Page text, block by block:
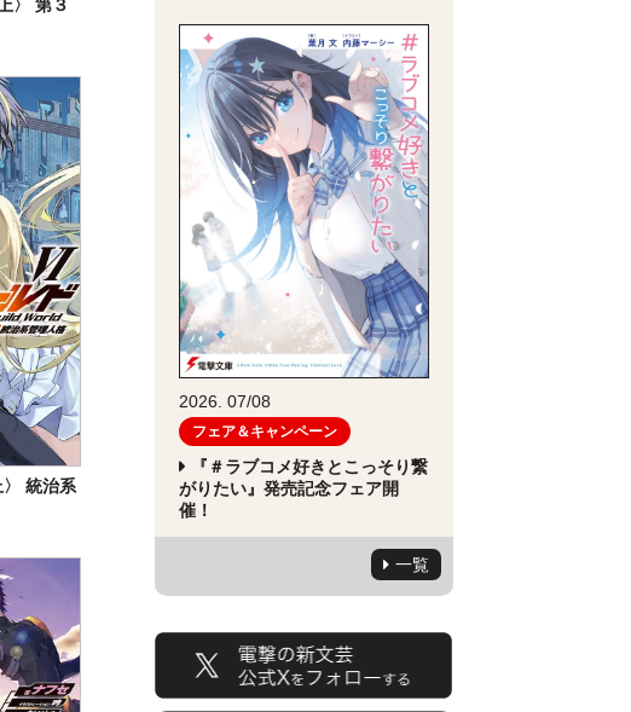
〉 第３
〉 統治系
2026. 07/08
フェア＆キャンペーン
『＃ラブコメ好きとこっそり繋
がりたい』発売記念フェア開
催！
一覧